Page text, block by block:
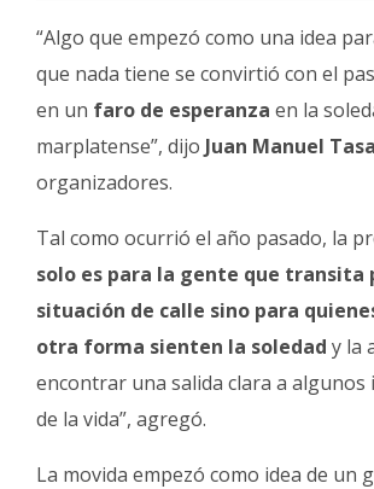
“Algo que empezó como una idea
que nada tiene se convirtió con el
en un faro de esperanza en la
marplatense”, dijo Juan Manuel
organizadores.
Tal como ocurrió el año pasado, la
solo es para la gente que transita
situación de calle sino para
otra forma sienten la soledad y la
encontrar una salida clara a algunos
de la vida”, agregó.
La movida empezó como idea de un